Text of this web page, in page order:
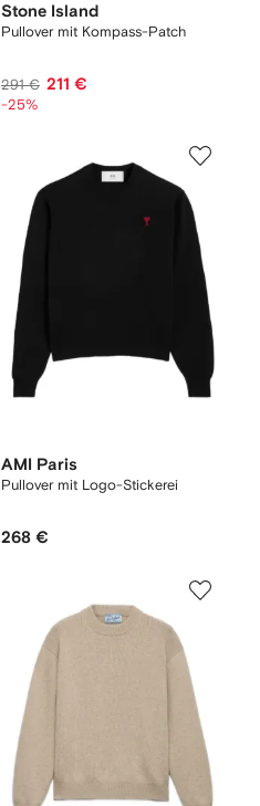
Stone Island
Pullover mit Kompass-Patch
291 € 211 €
-25%
AMI Paris
Pullover mit Logo-Stickerei
268 €